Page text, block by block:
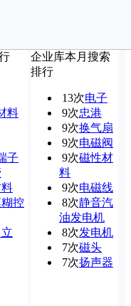
料
子
控
企业库本月搜索
排行
13次电子
9次忠港
9次换气扇
9次电磁阀
9次磁性材
料
9次电磁线
8次静音汽
油发电机
8次发电机
7次磁头
7次扬声器